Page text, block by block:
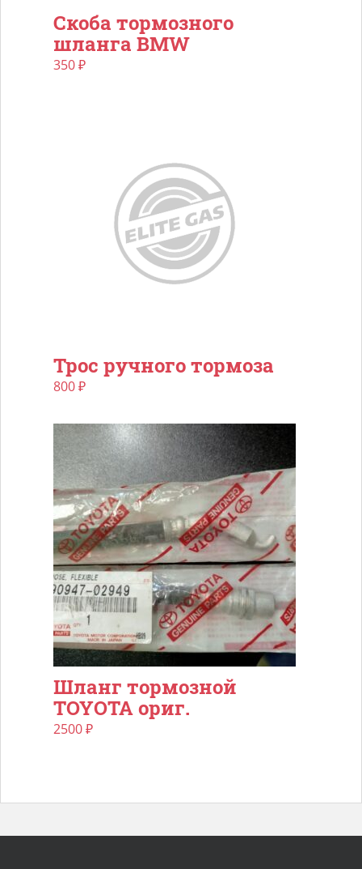
Скоба тормозного
шланга BMW
350₽
Трос ручного тормоза
800₽
Шланг тормозной
TOYOTA ориг.
2500₽